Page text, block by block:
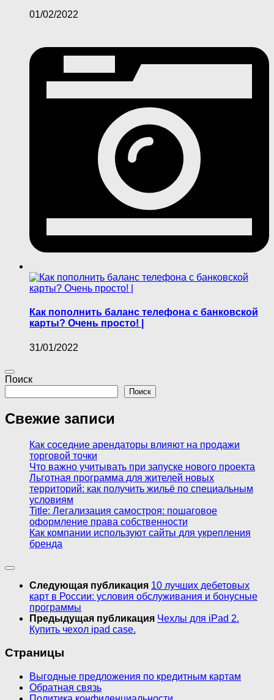
01/02/2022
Как пополнить баланс телефона с банковской
карты? Очень просто! |
31/01/2022
Поиск
Поиск
Свежие записи
Как соседние арендаторы влияют на продажи
торговой точки
Что важно учитывать при запуске нового проекта
Льготная программа для жителей новых
территорий: как получить жильё по специальным
условиям
Title: Легализация самостроя: пошаговое
оформление права собственности
Как компании используют сайты для укрепления
бренда
Следующая публикация 10 лучших дебетовых
карт в России: условия обслуживания и бонусные
программы
Предыдущая публикация Чехлы для iPad 2.
Купить чехол ipad case.
Страницы
Выгодные предложения по кредитным картам
Обратная связь